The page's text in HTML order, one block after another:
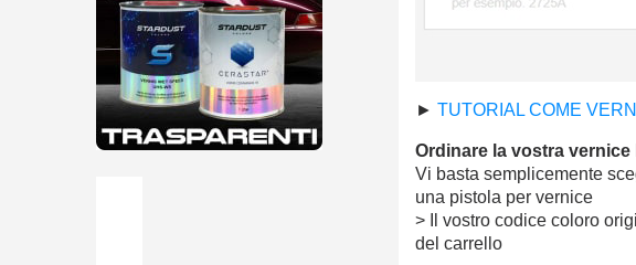
►TUTORIAL COME
Ordinare la vostra
Vi basta semplicemente
una pistola per vernice
> Il vostro codice coloro
del carrello